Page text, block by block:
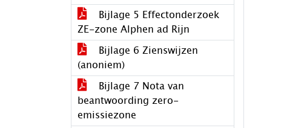
Bijlage 5 Effectonderzoek
ZE-zone Alphen ad Rijn
Bijlage 6 Zienswijzen
(anoniem)
Bijlage 7 Nota van
beantwoording zero-
emissiezone